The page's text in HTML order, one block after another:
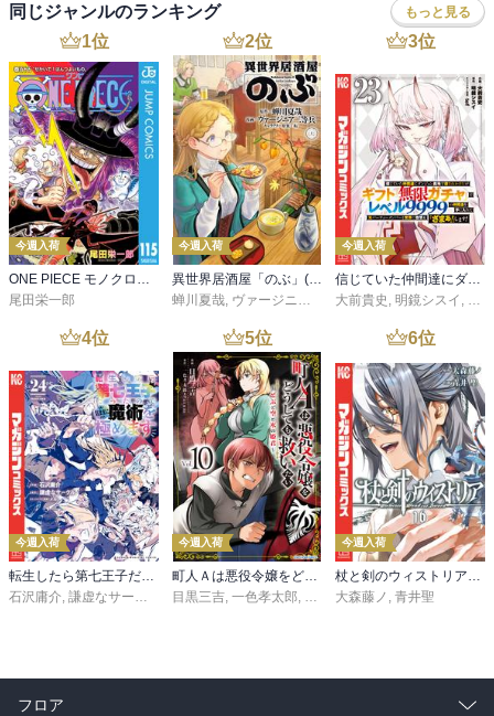
同じジャンルのランキング もっと見る
1位
今週入荷
ONE PIECE モノクロ版 115
尾田栄一郎
2位
今週入荷
異世界居酒屋「のぶ」(22)
蝉川夏哉, ヴァージニア二等兵 ,転
3位
今週入荷
信じていた仲間達にダンジョン奥地で殺されかけたがギフト『無限ガチャ』でレベル９９９９の仲間達を手に入れて元パーティーメンバーと世界に復讐＆『ざまぁ！』します！（２３）
大前貴史 , 明鏡シスイ , ｔ
4位
今週入荷
転生したら第七王子だったので、気ままに魔術を極めます（２４）
石沢庸介, 謙虚なサークル メル。
5位
今週入荷
町人Ａは悪役令嬢をどうしても救いたい ～どぶと空と氷の姫君～１０【電子書店共通特典イラスト付】
目黒三吉, 一色孝太郎, Parum
6位
今週入荷
杖と剣のウィストリア（１６）
大森藤ノ , 青井聖
フロア